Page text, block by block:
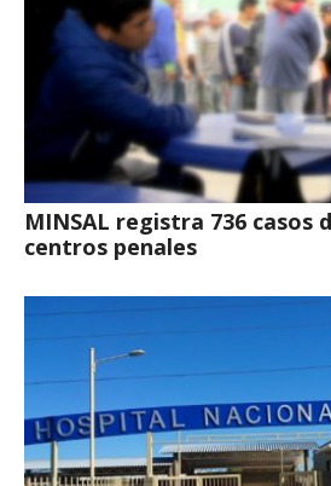
MINSAL registra 736 casos
centros penales